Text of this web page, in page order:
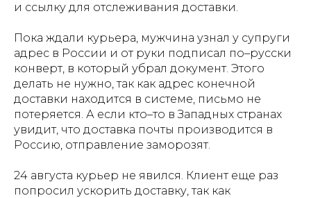
и ссылку для отслеживания доставки.
Пока ждали курьера, мужчина узнал у супруги
адрес в России и от руки подписал по–русски
конверт, в который убрал документ. Этого
делать не нужно, так как адрес конечной
доставки находится в системе, письмо не
потеряется. А если кто–то в Западных странах
увидит, что доставка почты производится в
Россию, отправление заморозят.
24 августа курьер не явился. Клиент еще раз
попросил ускорить доставку, так как